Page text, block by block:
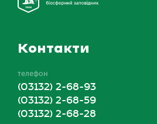
Контакти
телефон
(03132) 2-68-93
(03132) 2-68-59
(03132) 2-68-28